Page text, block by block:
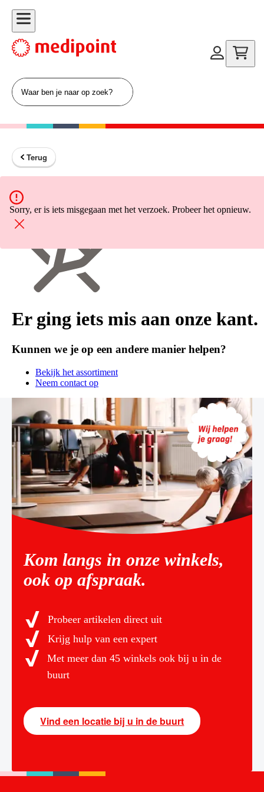
Terug
Sorry, er is iets misgegaan met het verzoek. Probeer het opnieuw.
Er ging iets mis aan onze kant.
Kunnen we je op een andere manier helpen?
Bekijk het assortiment
Neem contact op
Kom langs in onze winkels,
ook op afspraak.
Probeer artikelen direct uit
Krijg hulp van een expert
Met meer dan 45 winkels ook bij u in de
buurt
Vind een locatie bij u in de buurt